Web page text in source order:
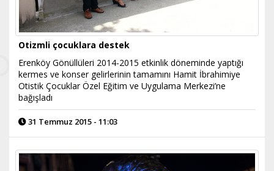
Otizmli çocuklara destek
Erenköy Gönüllüleri 2014-2015 etkinlik döneminde yaptığı
kermes ve konser gelirlerinin tamamını Hamit İbrahimiye
Otistik Çocuklar Özel Eğitim ve Uygulama Merkezi’ne
bağışladı
31 Temmuz 2015 - 11:03